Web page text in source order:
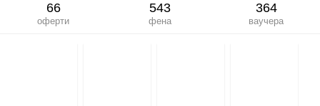
66
оферти
543
фена
364
ваучера